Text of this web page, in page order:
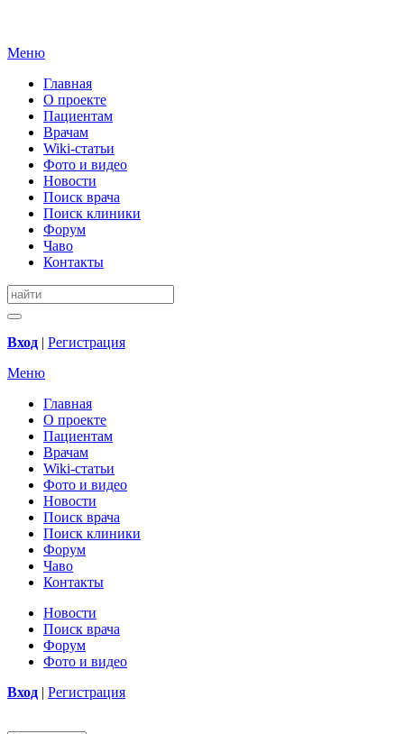
Меню
Главная
О проекте
Пациентам
Врачам
Wiki-статьи
Фото и видео
Новости
Поиск врача
Поиск клиники
Форум
Чаво
Контакты
Вход | Регистрация
Меню
Главная
О проекте
Пациентам
Врачам
Wiki-статьи
Фото и видео
Новости
Поиск врача
Поиск клиники
Форум
Чаво
Контакты
Новости
Поиск врача
Форум
Фото и видео
Вход | Регистрация